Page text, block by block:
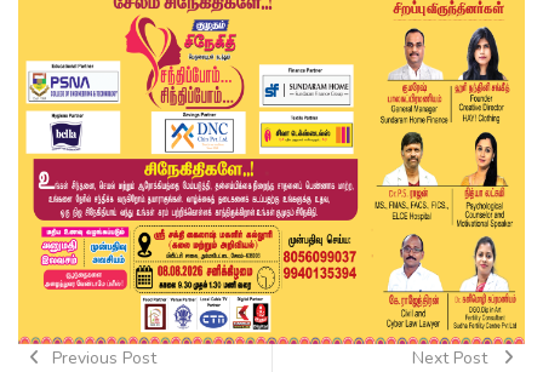
Previous Post Next Post